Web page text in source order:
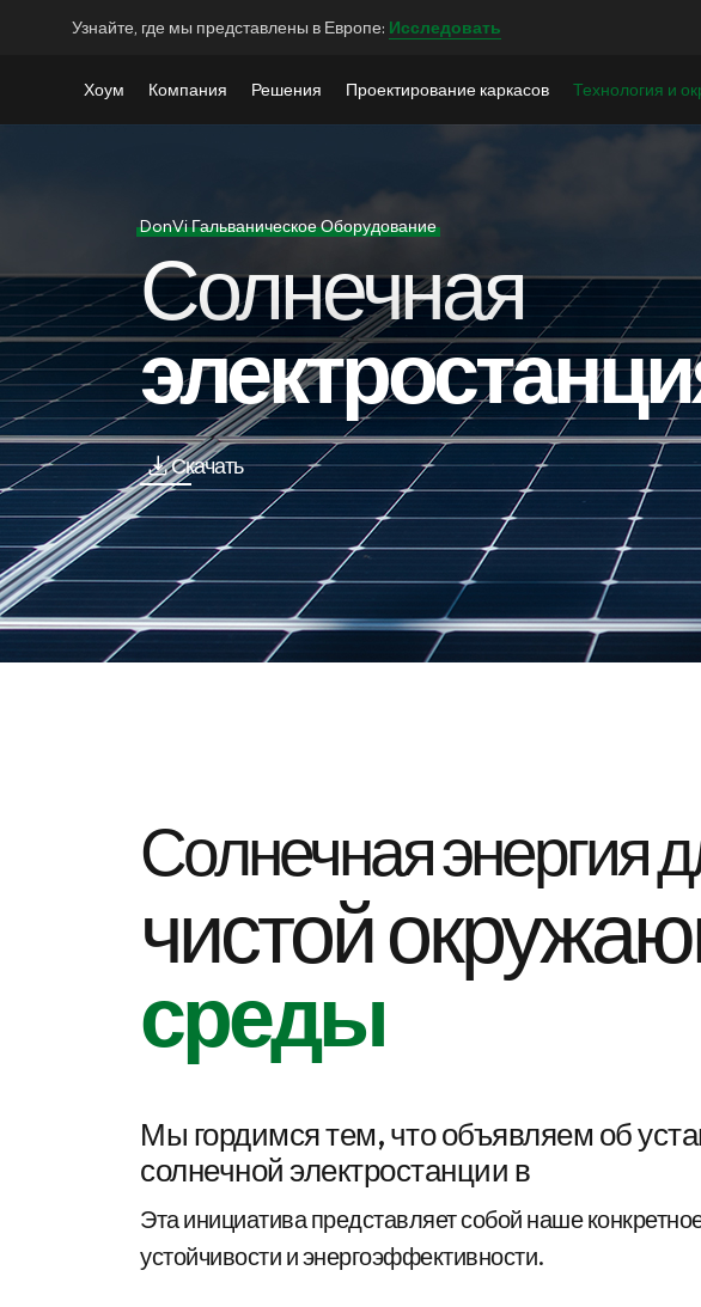
Узнайте, где мы представлены в Европе: Исследовать
Хоум Компания Решения Проектирование каркасов Технология и
DonVi Гальваническое Оборудование
Солнечная
Скачать
Солнечная энергия
чистой
среды
Мы гордимся тем, что объявляем об
солнечной электростанции в
Эта инициатива представляет собой наше
устойчивости и энергоэффективности.